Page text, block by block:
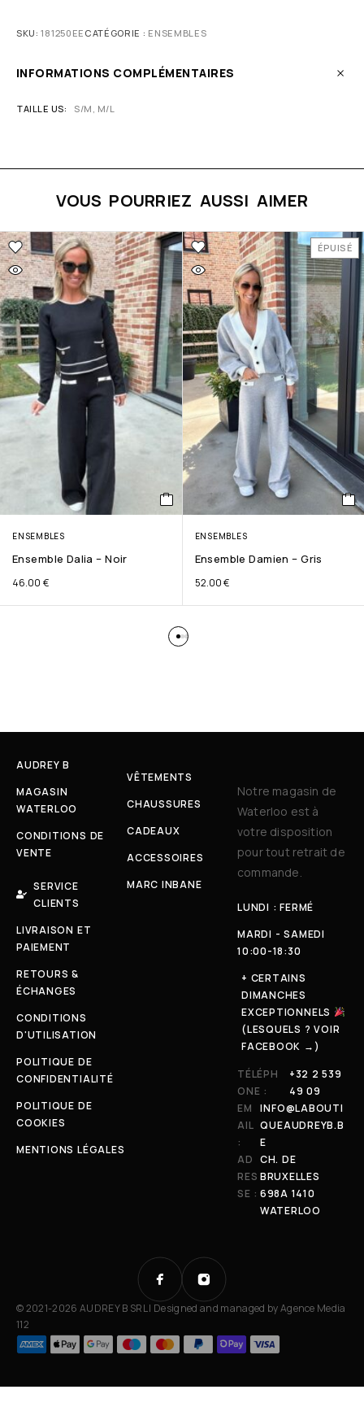
SKU:181250EE CATÉGORIE : ENSEMBLES
INFORMATIONS COMPLÉMENTAIRES
TAILLE US S/M, M/L
VOUS POURRIEZ AUSSI AIMER
ENSEMBLES
Ensemble Dalia – Noir
46.00 €
ÉPUISÉ
ENSEMBLES
Ensemble Damien – Gris
52.00€
AUDREY B
MAGASIN
WATERLOO
CONDITIONS DE
VENTE
SERVICE
CLIENTS
LIVRAISON ET
PAIEMENT
RETOURS &
ÉCHANGES
CONDITIONS
D'UTILISATION
POLITIQUE DE
CONFIDENTIALITÉ
POLITIQUE DE
COOKIES
MENTIONS LÉGALES
VÊTEMENTS
CHAUSSURES
CADEAUX
ACCESSOIRES
MARC INBANE
Notre magasin de
Waterloo est à
votre disposition
pour tout retrait de
commande.
LUNDI : FERMÉ
MARDI - SAMEDI
10:00-18:30
+ CERTAINS
DIMANCHES
EXCEPTIONNELS
(LESQUELS ? VOIR
FACEBOOK →)
TÉLÉPH
ONE :
+32 2 539
49 09
EM
AIL
:
INFO@LABOUTI
QUEAUDREYB.B
E
AD
RES
SE :
CH. DE
BRUXELLES
698A 1410
WATERLOO
© 2021-2026 AUDREY B SRL | Designed and managed byAgence Media
112